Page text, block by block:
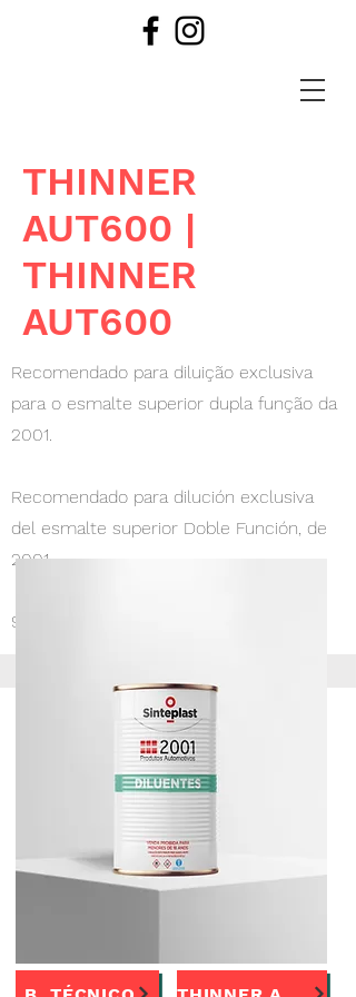
THINNER
AUT600 |
THINNER
AUT600
Recomendado para diluição exclusiva
para o esmalte superior dupla função da
2001.
Recomendado para dilución exclusiva
del esmalte superior Doble Función, de
2001
900ml, 5l e 18l.